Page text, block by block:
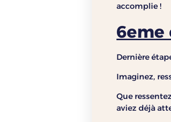
accomplie !
6eme
Dernière
Imaginez,
Que
aviez déjà